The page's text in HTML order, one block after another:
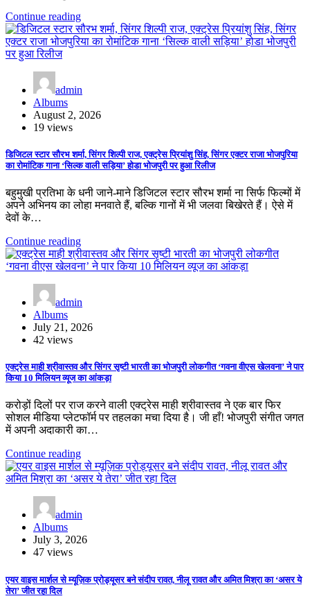
Continue reading
admin
Albums
August 2, 2026
19 views
डिजिटल स्टार सौरभ शर्मा, सिंगर शिल्पी राज, एक्ट्रेस प्रियांशु सिंह, सिंगर एक्टर राजा भोजपुरिया
का रोमांटिक गाना ‘सिल्क वाली सड़िया’ होडा भोजपुरी पर हुआ रिलीज
बहुमुखी प्रतिभा के धनी जाने-माने डिजिटल स्टार सौरभ शर्मा ना सिर्फ फिल्मों में
अपने अभिनय का लोहा मनवाते हैं, बल्कि गानों में भी जलवा बिखेरते हैं। ऐसे में
देवों के…
Continue reading
admin
Albums
July 21, 2026
42 views
एक्ट्रेस माही श्रीवास्तव और सिंगर सृष्टी भारती का भोजपुरी लोकगीत ‘गवना वीएस खेलवना’ ने पार
किया 10 मिलियन व्यूज का आंकड़ा
करोड़ों दिलों पर राज करने वाली एक्ट्रेस माही श्रीवास्तव ने एक बार फिर
सोशल मीडिया प्लेटफॉर्म पर तहलका मचा दिया है। जी हाँ! भोजपुरी संगीत जगत
में अपनी अदाकारी का…
Continue reading
admin
Albums
July 3, 2026
47 views
एयर वाइस मार्शल से म्यूज़िक प्रोड्यूसर बने संदीप रावत, नीलू रावत और अमित मिश्रा का ‘असर ये
तेरा’ जीत रहा दिल